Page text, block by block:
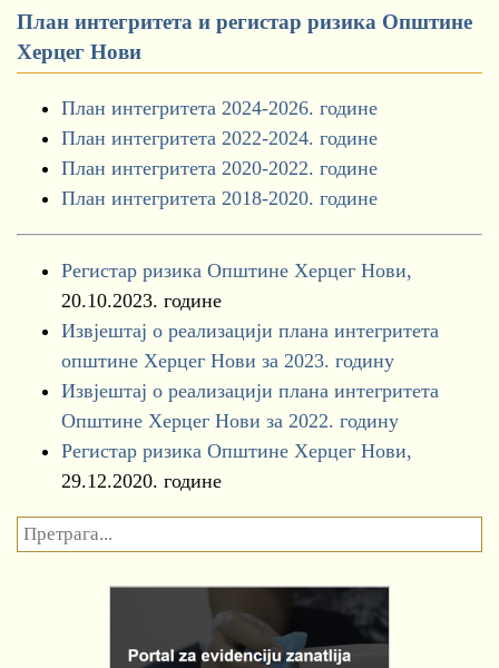
План интегритета и регистар ризика Општине
Херцег Нови
План интегритета 2024-2026. године
План интегритета 2022-2024. године
План интегритета 2020-2022. године
План интегритета 2018-2020. године
Регистар ризика Општине Херцег Нови,
20.10.2023. године
Извјештај о реализацији плана интегритета
општине Херцег Нови за 2023. годину
Извјештај о реализацији плана интегритета
Општине Херцег Нови за 2022. годину
Регистар ризика Општине Херцег Нови,
29.12.2020. године